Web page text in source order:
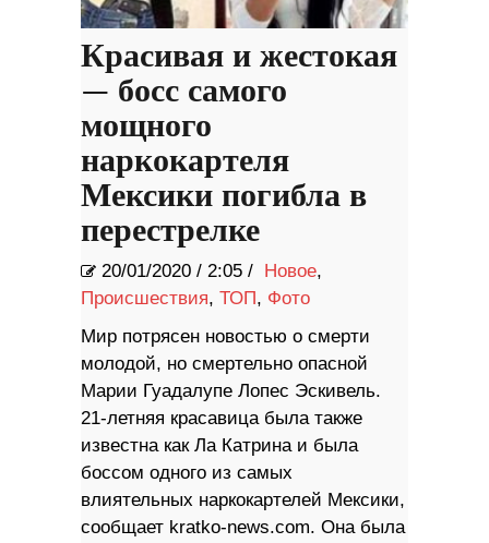
Красивая и жестокая
— босс самого
мощного
наркокартеля
Мексики погибла в
перестрелке
20/01/2020 / 2:05 / Новое,
Происшествия, ТОП, Фото
Мир потрясен новостью о смерти
молодой, но смертельно опасной
Марии Гуадалупе Лопес Эскивель.
21-летняя красавица была также
известна как Ла Катрина и была
боссом одного из самых
влиятельных наркокартелей Мексики,
сообщает kratko-news.com. Она была